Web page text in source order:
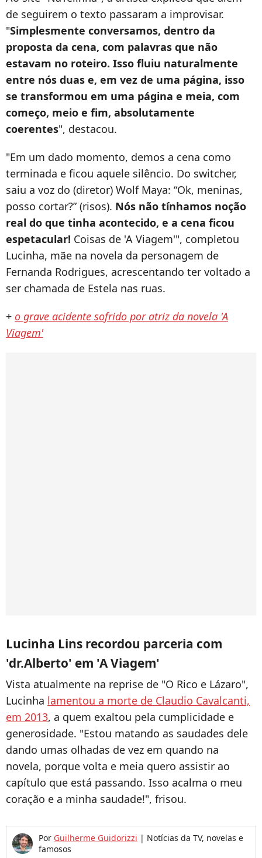
de seguirem o texto passaram a improvisar.
"Simplesmente conversamos, dentro da
proposta da cena, com palavras que não
estavam no roteiro. Isso fluiu naturalmente
entre nós duas e, em vez de uma página, isso
se transformou em uma página e meia, com
começo, meio e fim, absolutamente
coerentes", destacou.
"Em um dado momento, demos a cena como
terminada e ficou aquele silêncio. Do switcher,
saiu a voz do (diretor) Wolf Maya: “Ok, meninas,
posso cortar?” (risos). Nós não tínhamos noção
real do que tinha acontecido, e a cena ficou
espetacular! Coisas de 'A Viagem'", completou
Lucinha, mãe na novela da personagem de
Fernanda Rodrigues, acrescentando ter voltado a
ser chamada de Estela nas ruas.
+ o grave acidente sofrido por atriz da novela 'A
Viagem'
Lucinha Lins recordou parceria com
'dr.Alberto' em 'A Viagem'
Vista atualmente na reprise de "O Rico e Lázaro",
Lucinha lamentou a morte de Claudio Cavalcanti,
em 2013, a quem exaltou pela cumplicidade e
generosidade. "Estou matando as saudades dele
dando umas olhadas de vez em quando na
novela, porque volta e meia quero assistir ao
capítulo que está passando. Isso acalma o meu
coração e a minha saudade!", frisou.
Por Guilherme Guidorizzi | Notícias da TV, novelas e
famosos